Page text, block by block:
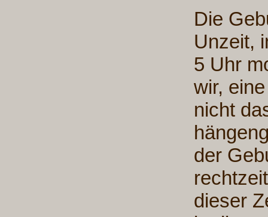
Die
Unzeit,
5 Uhr
wir,
nicht
der
dieser